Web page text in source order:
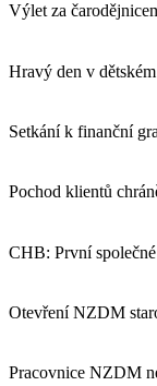
Výlet za
Hravý den v
Setkání k finanční
Pochod klientů
CHB: První
Otevření NZDM
Pracovnice NZDM